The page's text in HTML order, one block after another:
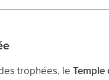
trophées, leTemple